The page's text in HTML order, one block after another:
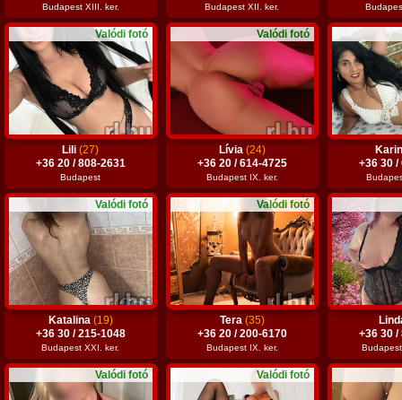
Budapest XIII. ker. Budapest XII. ker.
Valódi fotó
Lili(27)
+36 20 / 808-2631
Budapest
Valódi fotó
Lívia (24)
+36 20 / 614-4725
Budapest IX. ker.
+36 30 /
Valódi fotó
Katalina (19)
+36 30 / 215-1048
Budapest XXI. ker.
Valódi fotó
Tera (35)
+36 20 / 200-6170
Budapest IX. ker.
+36 30 /
Valódi fotó Valódi fotó